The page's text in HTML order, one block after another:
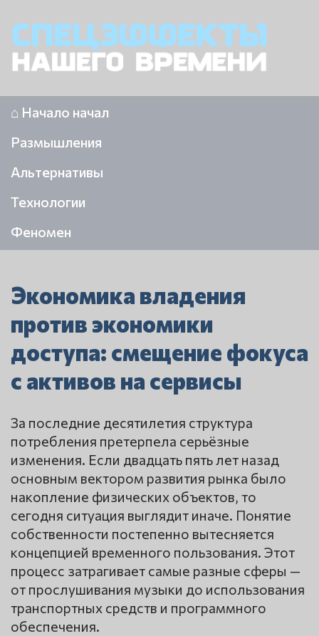
⌂ Начало начал
Размышления
Альтернативы
Технологии
Феномен
Экономика владения
против экономики
доступа: смещение фокуса
с активов на сервисы
За последние десятилетия структура
потребления претерпела серьёзные
изменения. Если двадцать пять лет назад
основным вектором развития рынка было
накопление физических объектов, то
сегодня ситуация выглядит иначе. Понятие
собственности постепенно вытесняется
концепцией временного пользования. Этот
процесс затрагивает самые разные сферы —
от прослушивания музыки до использования
транспортных средств и программного
обеспечения.